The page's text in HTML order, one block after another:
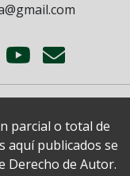
parcial o total de
aquí publicados se
Derecho de Autor.